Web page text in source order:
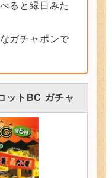
ると縁日みた
ガチャポンで
ットBC ガチャ